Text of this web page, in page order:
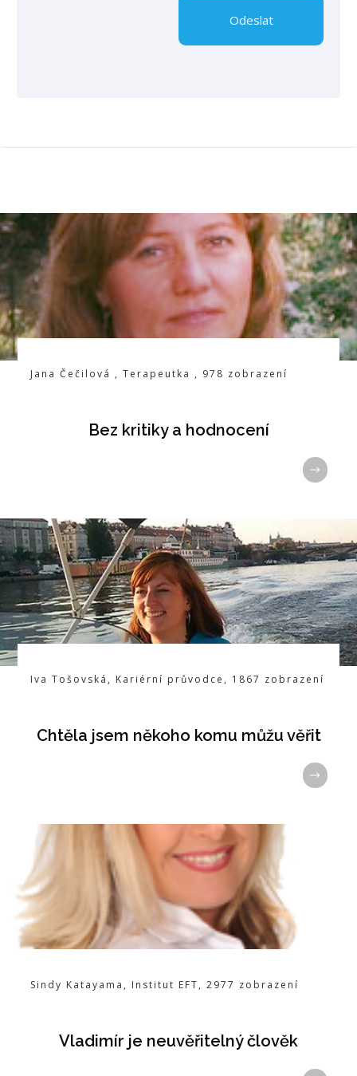
Odeslat
Jana Čečilová ,Terapeutka , 978 zobrazení
Bez kritiky a hodnocení
Iva Tošovská , Kariérní průvodce , 1867 zobrazení
Chtěla jsem někoho komu můžu věřit
Sindy Katayama , Institut EFT,2977 zobrazení
Vladimír je neuvěřitelný člověk